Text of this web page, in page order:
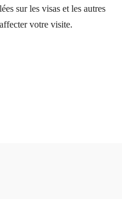
sur les visas et les autres
votre visite.